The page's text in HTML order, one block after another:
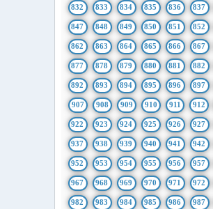
832 833 834 835 836 837
847 848 849 850 851 852
862 863 864 865 866 867
877 878 879 880 881 882
892 893 894 895 896 897
907 908 909 910 911 912
922 923 924 925 926 927
937 938 939 940 941 942
952 953 954 955 956 957
967 968 969 970 971 972
982 983 984 985 986 987